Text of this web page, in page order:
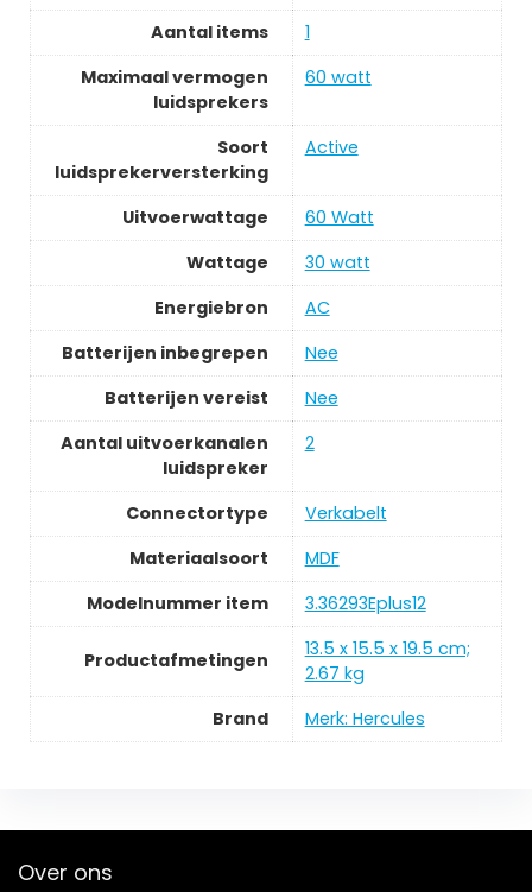
Aantal items
1
Maximaal vermogen
luidsprekers
60 watt
Soort
luidsprekerversterking
Active
Uitvoerwattage
60 Watt
Wattage
30 watt
Energiebron
AC
Batterijen inbegrepen
Nee
Batterijen vereist
Nee
Aantal uitvoerkanalen
luidspreker
2
Connectortype
Verkabelt
Materiaalsoort
MDF
Modelnummer item
3.36293Eplus12
Productafmetingen
13.5 x 15.5 x 19.5 cm;
2.67 kg
Brand
Merk: Hercules
Over ons